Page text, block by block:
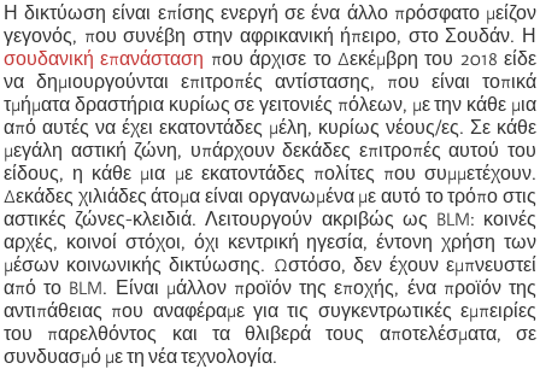
Η δικτύωση είναι επίσης ενεργή σε ένα άλλο πρόσφατο μείζον
γεγονός, που συνέβη στην αφρικανική ήπειρο, στο Σουδάν. Η
σουδανική επανάσταση που άρχισε το Δεκέμβρη του 2018 είδε
να δημιουργούνται επιτροπές αντίστασης, που είναι τοπικά
τμήματα δραστήρια κυρίως σε γειτονιές πόλεων, με την κάθε μια
από αυτές να έχει εκατοντάδες μέλη, κυρίως νέους/ες. Σε κάθε
μεγάλη αστική ζώνη, υπάρχουν δεκάδες επιτροπές αυτού του
είδους, η κάθε μια με εκατοντάδες πολίτες που συμμετέχουν.
Δεκάδες χιλιάδες άτομα είναι οργανωμένα με αυτό το τρόπο στις
αστικές ζώνες-κλειδιά. Λειτουργούν ακριβώς ως BLM: κοινές
αρχές, κοινοί στόχοι, όχι κεντρική ηγεσία, έντονη χρήση των
μέσων κοινωνικής δικτύωσης. Ωστόσο, δεν έχουν εμπνευστεί
από το BLM. Είναι μάλλον προϊόν της εποχής, ένα προϊόν της
αντιπάθειας που αναφέραμε για τις συγκεντρωτικές εμπειρίες
του παρελθόντος και τα θλιβερά τους αποτελέσματα, σε
συνδυασμό με τη νέα τεχνολογία.